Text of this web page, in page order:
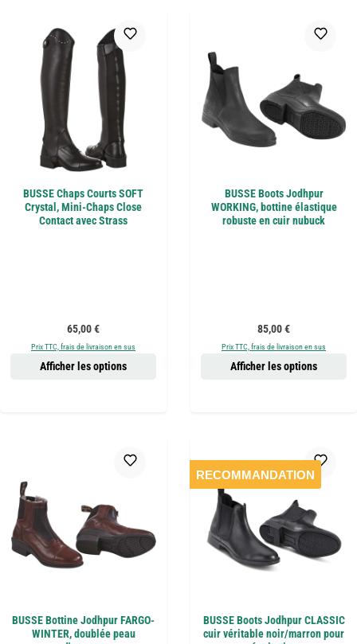
BUSSE Chaps Courts SOFT
Crystal, Mini-Chaps Close
Contact avec Strass
Prix régulier :
65,00 €
Prix TTC, frais de livraison en sus
Afficher les options
BUSSE Boots Jodhpur
WORKING, bottine élastique
robuste en cuir nubuck
Prix régulier :
85,00 €
Prix TTC, frais de livraison en sus
Afficher les options
BUSSE Bottine Jodhpur FARGO-
WINTER, doublée peau
RECOMMANDATION
BUSSE Boots Jodhpur CLASSIC
cuir véritable noir/marron pour